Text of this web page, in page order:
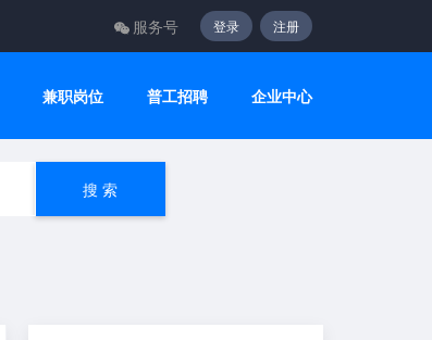
服务号 登录 注册
兼职岗位 普工招聘 企业中心
搜 索